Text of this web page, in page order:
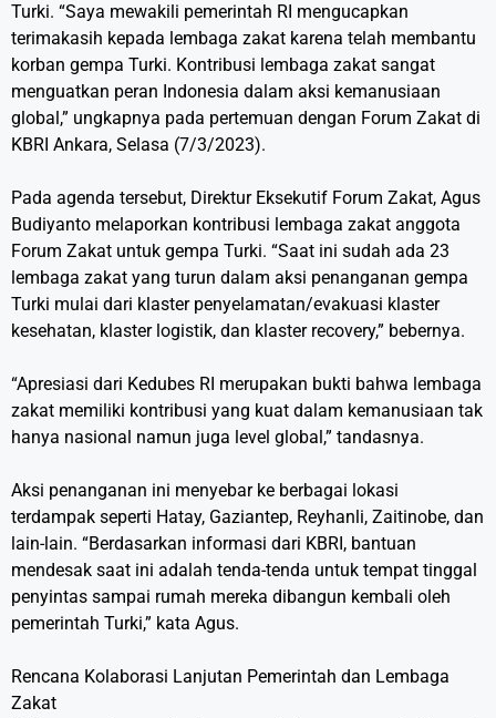
Turki. “Saya mewakili pemerintah RI mengucapkan
terimakasih kepada lembaga zakat karena telah membantu
korban gempa Turki. Kontribusi lembaga zakat sangat
menguatkan peran Indonesia dalam aksi kemanusiaan
global,” ungkapnya pada pertemuan dengan Forum Zakat di
KBRI Ankara, Selasa (7/3/2023).
Pada agenda tersebut, Direktur Eksekutif Forum Zakat, Agus
Budiyanto melaporkan kontribusi lembaga zakat anggota
Forum Zakat untuk gempa Turki. “Saat ini sudah ada 23
lembaga zakat yang turun dalam aksi penanganan gempa
Turki mulai dari klaster penyelamatan/evakuasi klaster
kesehatan, klaster logistik, dan klaster recovery,” bebernya.
“Apresiasi dari Kedubes RI merupakan bukti bahwa lembaga
zakat memiliki kontribusi yang kuat dalam kemanusiaan tak
hanya nasional namun juga level global,” tandasnya.
Aksi penanganan ini menyebar ke berbagai lokasi
terdampak seperti Hatay, Gaziantep, Reyhanli, Zaitinobe, dan
lain-lain. “Berdasarkan informasi dari KBRI, bantuan
mendesak saat ini adalah tenda-tenda untuk tempat tinggal
penyintas sampai rumah mereka dibangun kembali oleh
pemerintah Turki,” kata Agus.
Rencana Kolaborasi Lanjutan Pemerintah dan Lembaga
Zakat